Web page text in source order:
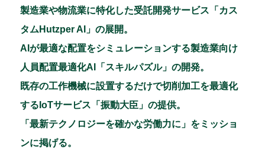
製造業や物流業に特化した受託開発サービス「カス
タムHutzper AI」の展開。
AIが最適な配置をシミュレーションする製造業向け
人員配置最適化AI「スキルパズル」の開発。
既存の工作機械に設置するだけで切削加工を最適化
するIoTサービス「振動大臣」の提供。
「最新テクノロジーを確かな労働力に」をミッショ
ンに掲げる。